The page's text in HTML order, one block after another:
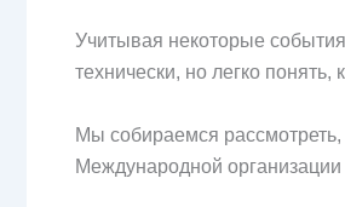
Учитывая некоторые
технически, но легко понять,
Мы собираемся рассмотреть,
Международной